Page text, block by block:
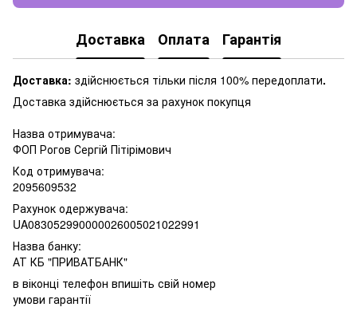
Доставка Оплата Гарантія
Доставка: здійснюється тільки після 100% передоплати.
Доставка здійснюється за рахунок покупця
Назва отримувача:
ФОП Рогов Сергій Пітірімович
Код отримувача:
2095609532
Рахунок одержувача:
UA083052990000026005021022991
Назва банку:
АТ КБ "ПРИВАТБАНК"
в віконці телефон впишіть свій номер
умови гарантії